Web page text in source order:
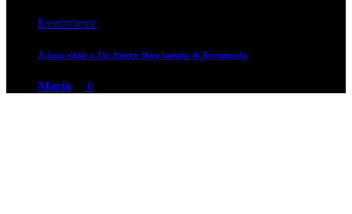
Evenimente
A doua editie a The Empty Shop lansata de Promenada
Maria 0